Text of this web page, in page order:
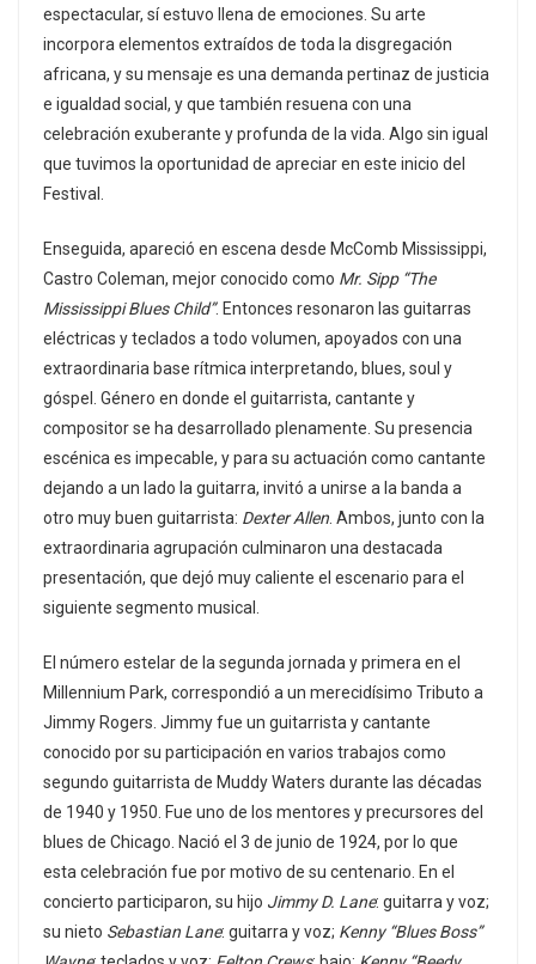
espectacular, sí estuvo llena de emociones. Su arte
incorpora elementos extraídos de toda la disgregación
africana, y su mensaje es una demanda pertinaz de justicia
e igualdad social, y que también resuena con una
celebración exuberante y profunda de la vida. Algo sin igual
que tuvimos la oportunidad de apreciar en este inicio del
Festival.
Enseguida, apareció en escena desde McComb Mississippi,
Castro Coleman, mejor conocido como Mr. Sipp “The
Mississippi Blues Child”. Entonces resonaron las guitarras
eléctricas y teclados a todo volumen, apoyados con una
extraordinaria base rítmica interpretando, blues, soul y
góspel. Género en donde el guitarrista, cantante y
compositor se ha desarrollado plenamente. Su presencia
escénica es impecable, y para su actuación como cantante
dejando a un lado la guitarra, invitó a unirse a la banda a
otro muy buen guitarrista: Dexter Allen . Ambos, junto con la
extraordinaria agrupación culminaron una destacada
presentación, que dejó muy caliente el escenario para el
siguiente segmento musical.
El número estelar de la segunda jornada y primera en el
Millennium Park, correspondió a un merecidísimo Tributo a
Jimmy Rogers. Jimmy fue un guitarrista y cantante
conocido por su participación en varios trabajos como
segundo guitarrista de Muddy Waters durante las décadas
de 1940 y 1950. Fue uno de los mentores y precursores del
blues de Chicago. Nació el 3 de junio de 1924, por lo que
esta celebración fue por motivo de su centenario. En el
concierto participaron, su hijo Jimmy D. Lane: guitarra y voz;
su nieto Sebastian Lane: guitarra y voz; Kenny “Blues Boss”